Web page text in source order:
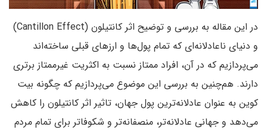
در این مقاله به بررسی و توضیح اثر کانتیلون (Cantillon Effect)
و دنیای ناعادلانه‌ای که تمام پول‌ها و ارزهای قبلی ساخته‌اند
می‌پردازیم که در آن، افراد ممتاز نسبت به اکثریت غیرممتاز برتری
دارند. هم‌چنین به بررسی این موضوع می‌پردازیم که چگونه بیت
کوین به عنوان عادلانه‌ترین پول جهان، تاثیر اثر کانتیلون را کاهش
می‌دهد و جهانی عادلانه‌تر، منصفانه‌تر و شکوفاتر برای تمام مردم